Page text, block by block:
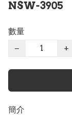
NSW-3905
數量
−
+
簡介